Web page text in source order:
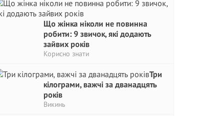
Що жінка ніколи не повинна
робити: 9 звичок, які додають
зайвих років
Корисно знати
Три
кілограми, важчі за дванадцять
років
Викинь